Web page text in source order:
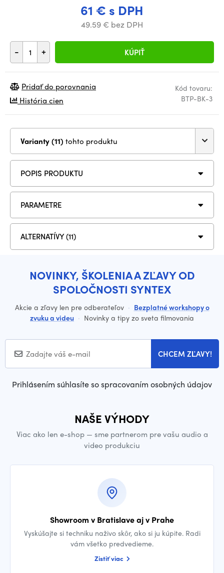
61 € s DPH
49.59 € bez DPH
- + KÚPIŤ
Kód tovaru:
BTP-BK-3
Pridať do porovnania
História cien
Varianty (11) tohto produktu
POPIS PRODUKTU
PARAMETRE
ALTERNATÍVY (11)
NOVINKY, ŠKOLENIA A ZĽAVY OD
SPOLOČNOSTI SYNTEX
Akcie a zľavy len pre odberateľov · Bezplatné workshopy o
zvuku a videu · Novinky a tipy zo sveta filmovania
CHCEM ZĽAVY!
Prihlásením súhlasíte so spracovaním osobných údajov
NAŠE VÝHODY
Viac ako len e-shop — sme partnerom pre vašu audio a
video produkciu
Showroom v Bratislave aj v Prahe
Vyskúšajte si techniku naživo skôr, ako si ju kúpite. Radi
vám všetko predvedieme.
Zistiť viac